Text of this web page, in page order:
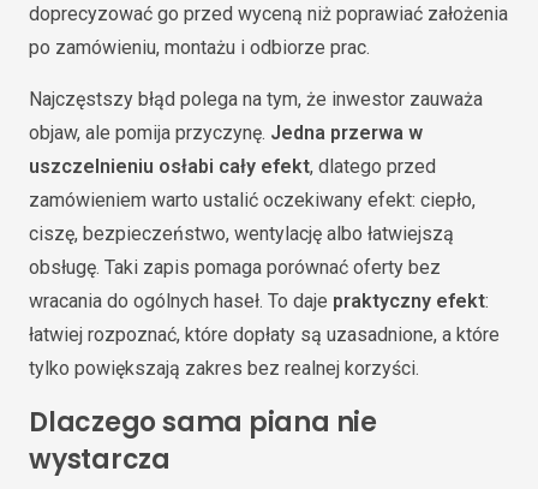
doprecyzować go przed wyceną niż poprawiać założenia
po zamówieniu, montażu i odbiorze prac.
Najczęstszy błąd polega na tym, że inwestor zauważa
objaw, ale pomija przyczynę. Jedna przerwa w
uszczelnieniu osłabi cały efekt, dlatego przed
zamówieniem warto ustalić oczekiwany efekt: ciepło,
ciszę, bezpieczeństwo, wentylację albo łatwiejszą
obsługę. Taki zapis pomaga porównać oferty bez
wracania do ogólnych haseł. To daje praktyczny efekt:
łatwiej rozpoznać, które dopłaty są uzasadnione, a które
tylko powiększają zakres bez realnej korzyści.
Dlaczego sama piana nie
wystarcza